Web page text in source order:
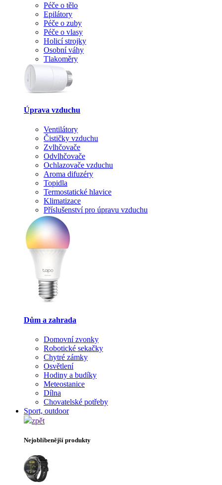
Péče o tělo
Epilátory
Péče o zuby
Péče o vlasy
Holicí strojky
Osobní váhy
Tlakoměry
Úprava vzduchu
Ventilátory
Čističky vzduchu
Zvlhčovače
Odvlhčovače
Ochlazovače vzduchu
Aroma difuzéry
Topidla
Termostatické hlavice
Klimatizace
Příslušenství pro úpravu vzduchu
Dům a zahrada
Domovní zvonky
Robotické sekačky
Chytré zámky
Osvětlení
Hodiny a budíky
Meteostanice
Dílna
Chovatelské potřeby
Sport, outdoor
zpět
Nejoblíbenější produkty